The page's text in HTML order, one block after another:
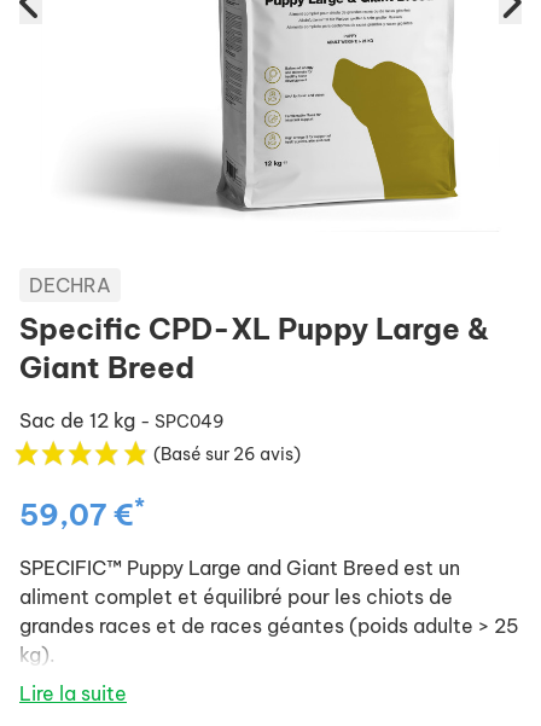
DECHRA
Specific CPD-XL Puppy Large &
Giant Breed
Sac de 12 kg - SPC049
(Basé sur 26 avis)
59,07 €*
SPECIFIC™ Puppy Large and Giant Breed est un
aliment complet et équilibré pour les chiots de
grandes races et de races géantes (poids adulte > 25
kg).
Lire la suite